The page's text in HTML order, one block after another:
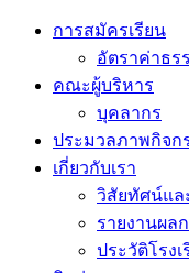
การสมัครเรียน
อัตราค่าธร
คณะผู้บริหาร
บุคลากร
ประมวลภาพกิจก
เกี่ยวกับเรา
วิสัยทัศน์แล
รายงานผล
ประวัติโรงเ